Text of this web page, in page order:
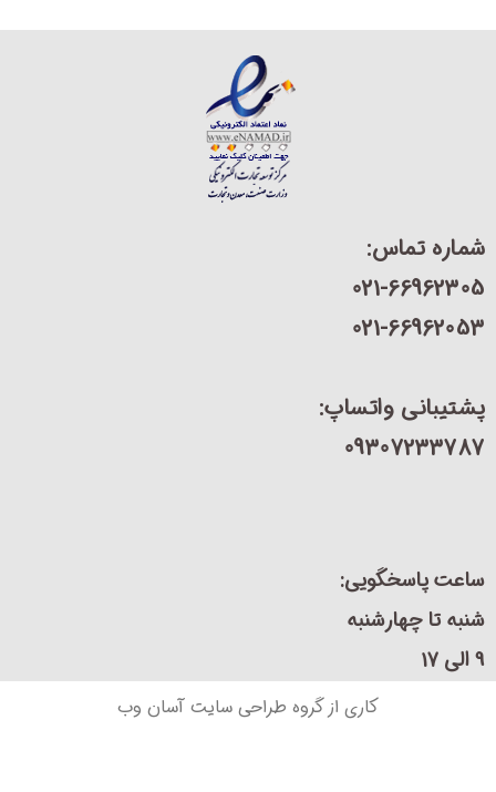
تماس:
021-
021-
واتساپ:
پاسخگویی:
تا چهارشنبه
کاری از گروه طراحی سایت آسان وب